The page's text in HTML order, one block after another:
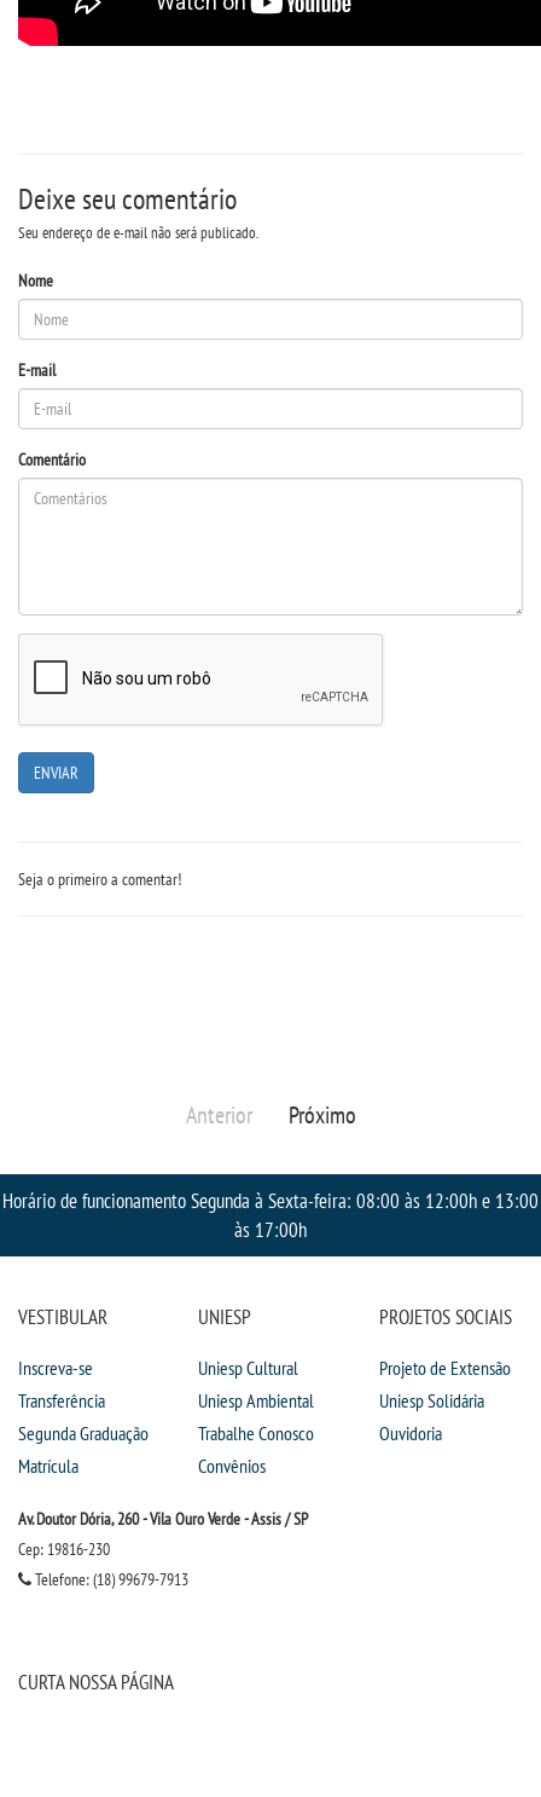
Deixe seu comentário
Seu endereço de e-mail não será publicado.
Nome
E-mail
Comentário
Seja o primeiro a comentar!
Anterior Próximo
Horário de funcionamento Segunda à Sexta-feira: 08:00 às 12:00h e 13:00
às 17:00h
VESTIBULAR
Inscreva-se
Transferência
Segunda Graduação
Matrícula
UNIESP
Uniesp Cultural
Uniesp Ambiental
Trabalhe Conosco
Convênios
PROJETOS SOCIAIS
Projeto de Extensão
Uniesp Solidária
Ouvidoria
Av. Doutor Dória, 260 - Vila Ouro Verde - Assis / SP
Cep: 19816-230
Telefone: (18) 99679-7913
CURTA NOSSA PÁGINA